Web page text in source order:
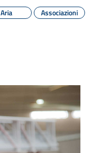
Aria
Associazioni